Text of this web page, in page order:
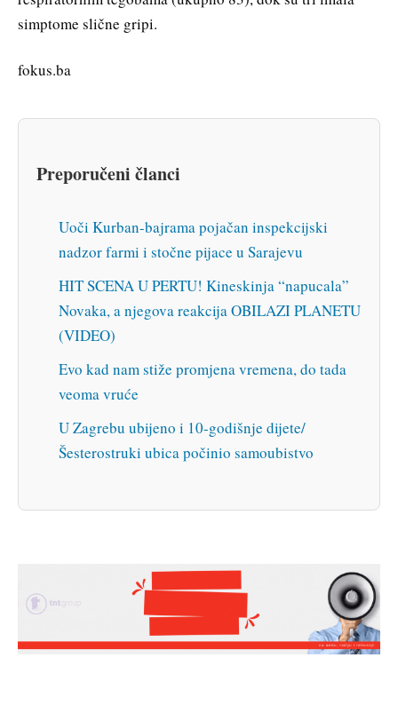
simptome slične gripi.
fokus.ba
Preporučeni članci
Uoči Kurban-bajrama pojačan inspekcijski
nadzor farmi i stočne pijace u Sarajevu
HIT SCENA U PERTU! Kineskinja “napucala”
Novaka, a njegova reakcija OBILAZI PLANETU
(VIDEO)
Evo kad nam stiže promjena vremena, do tada
veoma vruće
U Zagrebu ubijeno i 10-godišnje dijete/
Šesterostruki ubica počinio samoubistvo